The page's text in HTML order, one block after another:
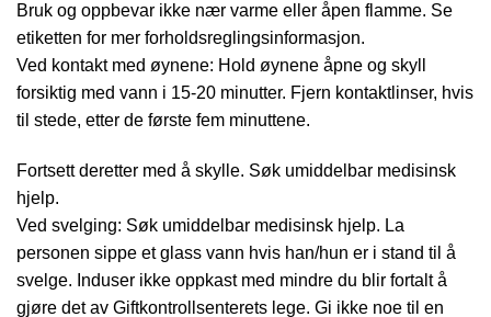
Bruk og oppbevar ikke nær varme eller åpen flamme. Se
etiketten for mer forholdsreglingsinformasjon.
Ved kontakt med øynene: Hold øynene åpne og skyll
forsiktig med vann i 15-20 minutter. Fjern kontaktlinser, hvis
til stede, etter de første fem minuttene.
Fortsett deretter med å skylle. Søk umiddelbar medisinsk
hjelp.
Ved svelging: Søk umiddelbar medisinsk hjelp. La
personen sippe et glass vann hvis han/hun er i stand til å
svelge. Induser ikke oppkast med mindre du blir fortalt å
gjøre det av Giftkontrollsenterets lege. Gi ikke noe til en